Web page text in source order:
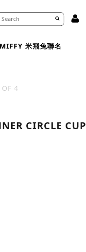
米飛兔聯名
OF 4
CIRCLE CUP